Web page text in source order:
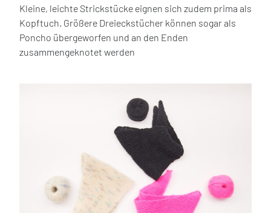
Kleine, leichte Strickstücke eignen sich zudem prima als
Kopftuch. Größere Dreieckstücher können sogar als
Poncho übergeworfen und an den Enden
zusammengeknotet werden